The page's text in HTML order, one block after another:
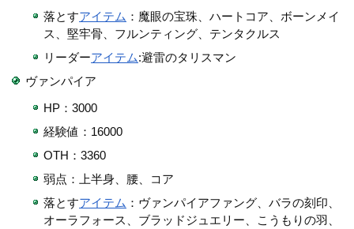
落とすアイテム ：魔眼の宝珠、ハートコア、ボーンメイ
ス、堅牢骨、フルンティング、テンタクルス
リーダーアイテム:避雷のタリスマン
ヴァンパイア
HP：3000
経験値：16000
OTH：3360
弱点：上半身、腰、コア
落とすアイテム ：ヴァンパイアファング、バラの刻印、
オーラフォース、ブラッドジュエリー、こうもりの羽、